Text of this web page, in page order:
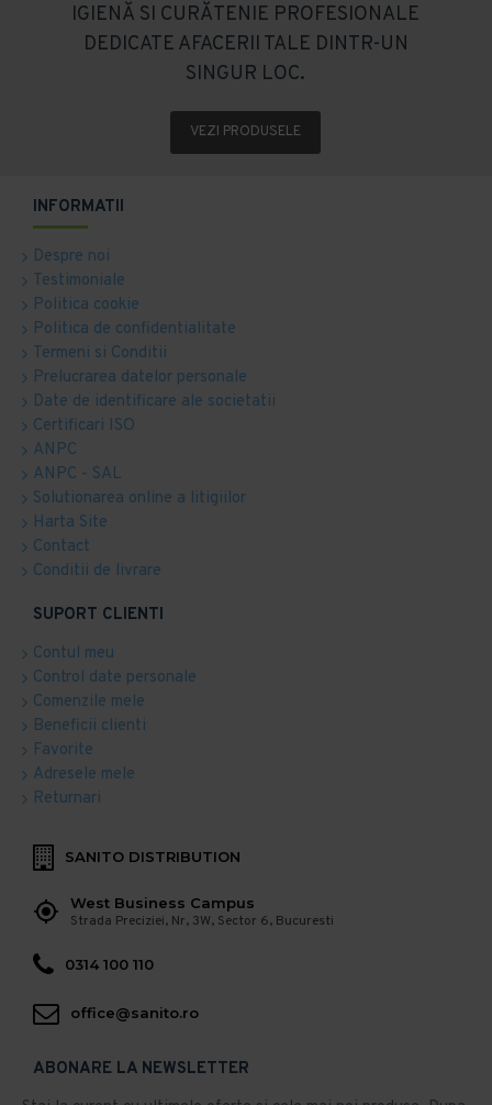
IGIENĂ SI CURĂTENIE PROFESIONALE
DEDICATE AFACERII TALE DINTR-UN
SINGUR LOC.
VEZI PRODUSELE
INFORMATII
Despre noi
Testimoniale
Politica cookie
Politica de confidentialitate
Termeni si Conditii
Prelucrarea datelor personale
Date de identificare ale societatii
Certificari ISO
ANPC
ANPC - SAL
Solutionarea online a litigiilor
Harta Site
Contact
Conditii de livrare
SUPORT CLIENTI
Contul meu
Control date personale
Comenzile mele
Beneficii clienti
Favorite
Adresele mele
Returnari
SANITO DISTRIBUTION
West Business Campus
Strada Preciziei, Nr, 3W, Sector 6, Bucuresti
0314 100 110
office@sanito.ro
ABONARE LA NEWSLETTER